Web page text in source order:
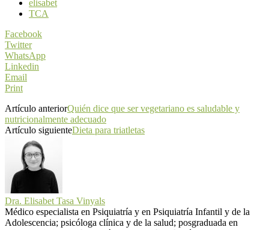
elisabet
TCA
Facebook
Twitter
WhatsApp
Linkedin
Email
Print
Artículo anteriorQuién dice que ser vegetariano es saludable y
nutricionalmente adecuado
Artículo siguienteDieta para triatletas
Dra. Elisabet Tasa Vinyals
Médico especialista en Psiquiatría y en Psiquiatría Infantil y de la
Adolescencia; psicóloga clínica y de la salud; posgraduada en